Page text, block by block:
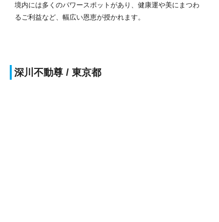
境内には多くのパワースポットがあり、健康運や美にまつわ
るご利益など、幅広い恩恵が授かれます。
深川不動尊 / 東京都